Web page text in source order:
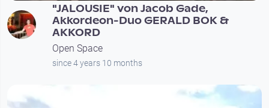
"JALOUSIE" von Jacob Gade,
Akkordeon-Duo GERALD BOK &
AKKORD
Open Space
since 4 years 10 months